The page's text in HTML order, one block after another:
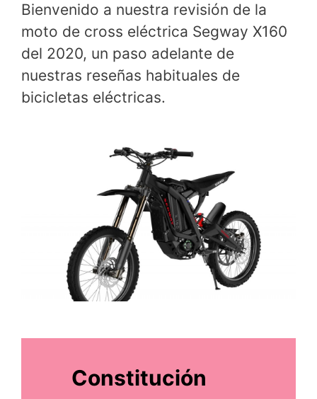
Bienvenido a nuestra revisión de la
moto de cross eléctrica Segway X160
del 2020, un paso adelante de
nuestras reseñas habituales de
bicicletas eléctricas.
Constitución